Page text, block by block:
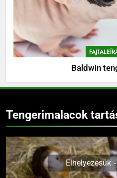
Baldwin
Tengerimalacok
Elhelyezésük